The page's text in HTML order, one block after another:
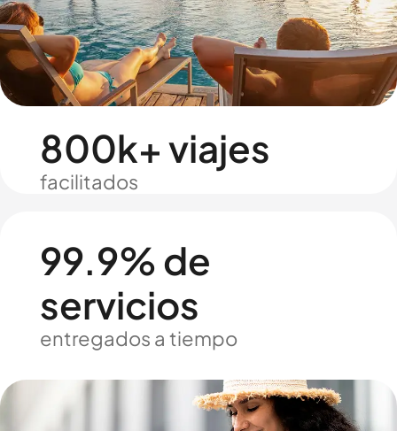
800k+ viajes
facilitados
99.9% de
servicios
entregados a tiempo